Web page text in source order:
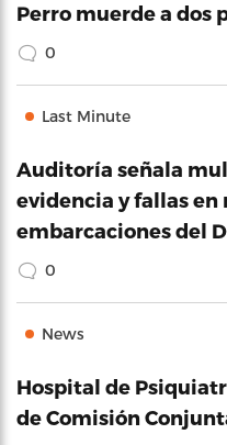
Perro muerde a dos
0
Last Minute
Auditoría señala
evidencia y fallas en
embarcaciones del
0
News
Hospital de
de Comisión